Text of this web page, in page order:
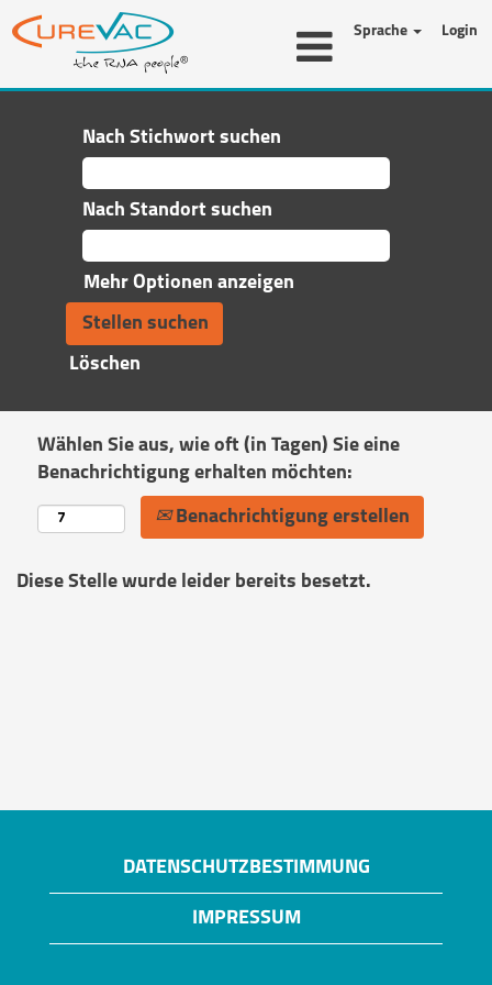
Sprache Login
Nach Stichwort suchen
Nach Standort suchen
Mehr Optionen anzeigen
Löschen
Wählen Sie aus, wie oft (in Tagen) Sie eine
Benachrichtigung erhalten möchten:
Benachrichtigung erstellen
Diese Stelle wurde leider bereits besetzt.
DATENSCHUTZBESTIMMUNG
IMPRESSUM